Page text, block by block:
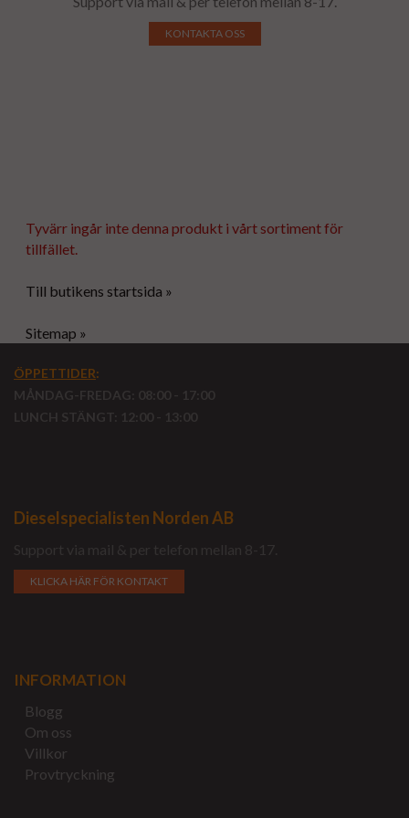
KONTAKTA OSS
Tyvärr ingår inte denna produkt i vårt sortiment för
tillfället.
Till butikens startsida »
Sitemap »
ÖPPETTIDER:
MÅNDAG-FREDAG: 08:00 - 17:00
LUNCH STÄNGT: 12:00 - 13:00
Dieselspecialisten Norden AB
Support via mail & per telefon mellan 8-17.
KLICKA HÄR FÖR KONTAKT
INFORMATION
Blogg
Om oss
Villkor
Provtryckning